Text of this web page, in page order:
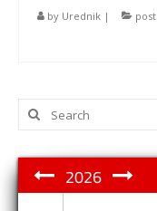
by Urednik |
Search
for:
2026